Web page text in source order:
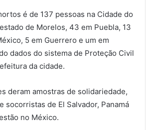
é de 137 pessoas na Cidade do
de Morelos, 43 em Puebla, 13
5 em Guerrero e um em
dados do sistema de Proteção Civil
da cidade.
deram amostras de solidariedade,
socorristas de El Salvador, Panamá
no México.